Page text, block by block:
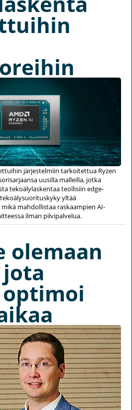
järjestelmiin tarkoitettua Ryzen
uusilla malleilla, jotka
tekoälylaskentaa teollisiin edge-
yltää
mahdollistaa raskaampien AI-
ilman pilvipalvelua.
olemaan